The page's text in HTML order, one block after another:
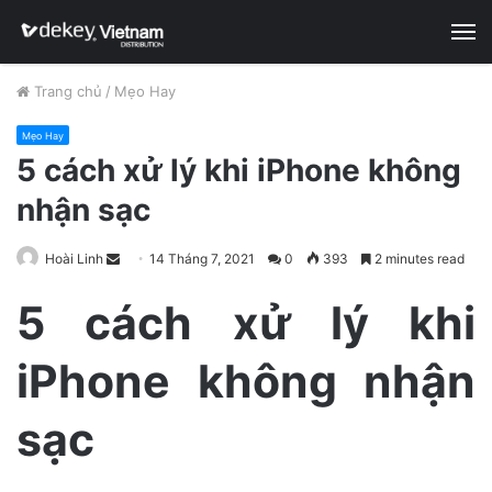
Trang chủ / Mẹo Hay
Mẹo Hay
5 cách xử lý khi iPhone không
nhận sạc
Hoài Linh
n
d
14 Tháng 7, 2021 0 393 2 minutes read
5 cách xử lý khi
iPhone không nhận
sạc